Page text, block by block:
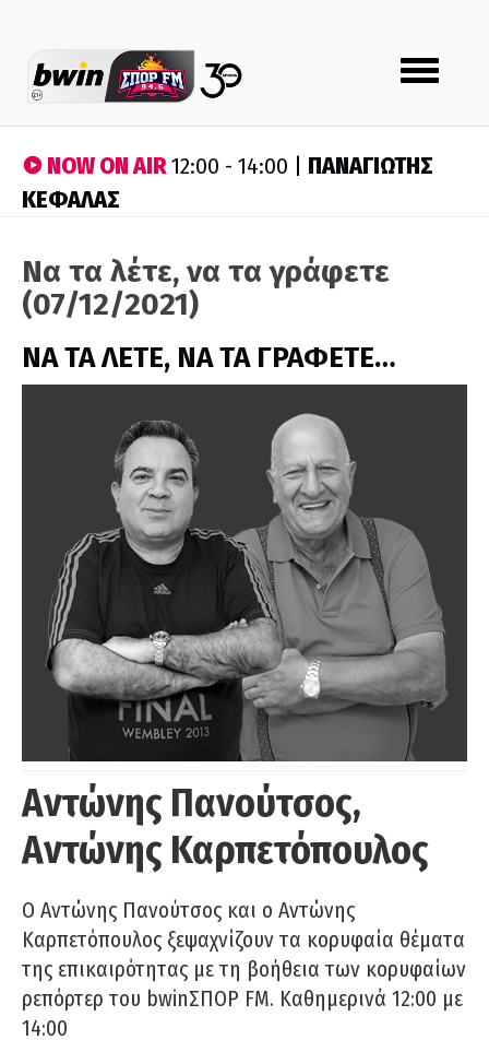
Toggle
navigation
NOW ON AIR12:00 - 14:00 | ΠΑΝΑΓΙΩΤΗΣ
ΚΕΦΑΛΑΣ
Να τα λέτε, να τα γράφετε
(07/12/2021)
ΝΑ ΤΑ ΛΕΤΕ, ΝΑ ΤΑ ΓΡΑΦΕΤΕ…
Αντώνης Πανούτσος,
Αντώνης Καρπετόπουλος
Ο Αντώνης Πανούτσος και ο Αντώνης
Καρπετόπουλος ξεψαχνίζουν τα κορυφαία θέματα
της επικαιρότητας με τη βοήθεια των κορυφαίων
ρεπόρτερ του bwinΣΠΟΡ FM. Καθημερινά 12:00 με
14:00